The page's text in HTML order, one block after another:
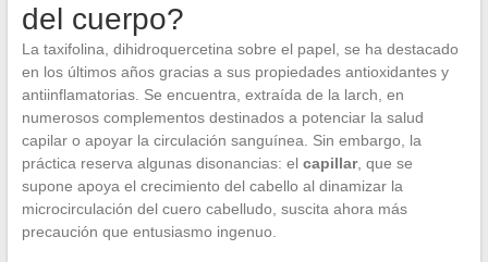
del cuerpo?
La taxifolina, dihidroquercetina sobre el papel, se ha destacado
en los últimos años gracias a sus propiedades antioxidantes y
antiinflamatorias. Se encuentra, extraída de la larch, en
numerosos complementos destinados a potenciar la salud
capilar o apoyar la circulación sanguínea. Sin embargo, la
práctica reserva algunas disonancias: el capillar, que se
supone apoya el crecimiento del cabello al dinamizar la
microcirculación del cuero cabelludo, suscita ahora más
precaución que entusiasmo ingenuo.